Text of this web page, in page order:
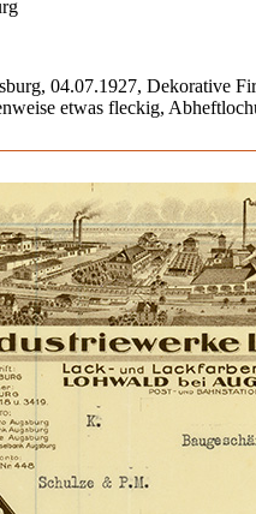
04.07.1927, Dekorative
etwas fleckig,